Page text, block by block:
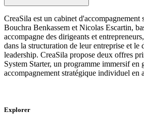
CreaSila est un cabinet d'accompagnement
Bouchra Benkassem et Nicolas Escartin,
accompagne des dirigeants et
dans la structuration de leur entreprise et le
leadership. CreaSila propose deux offres
System Starter, un programme immersif en
accompagnement stratégique individuel en
Explorer